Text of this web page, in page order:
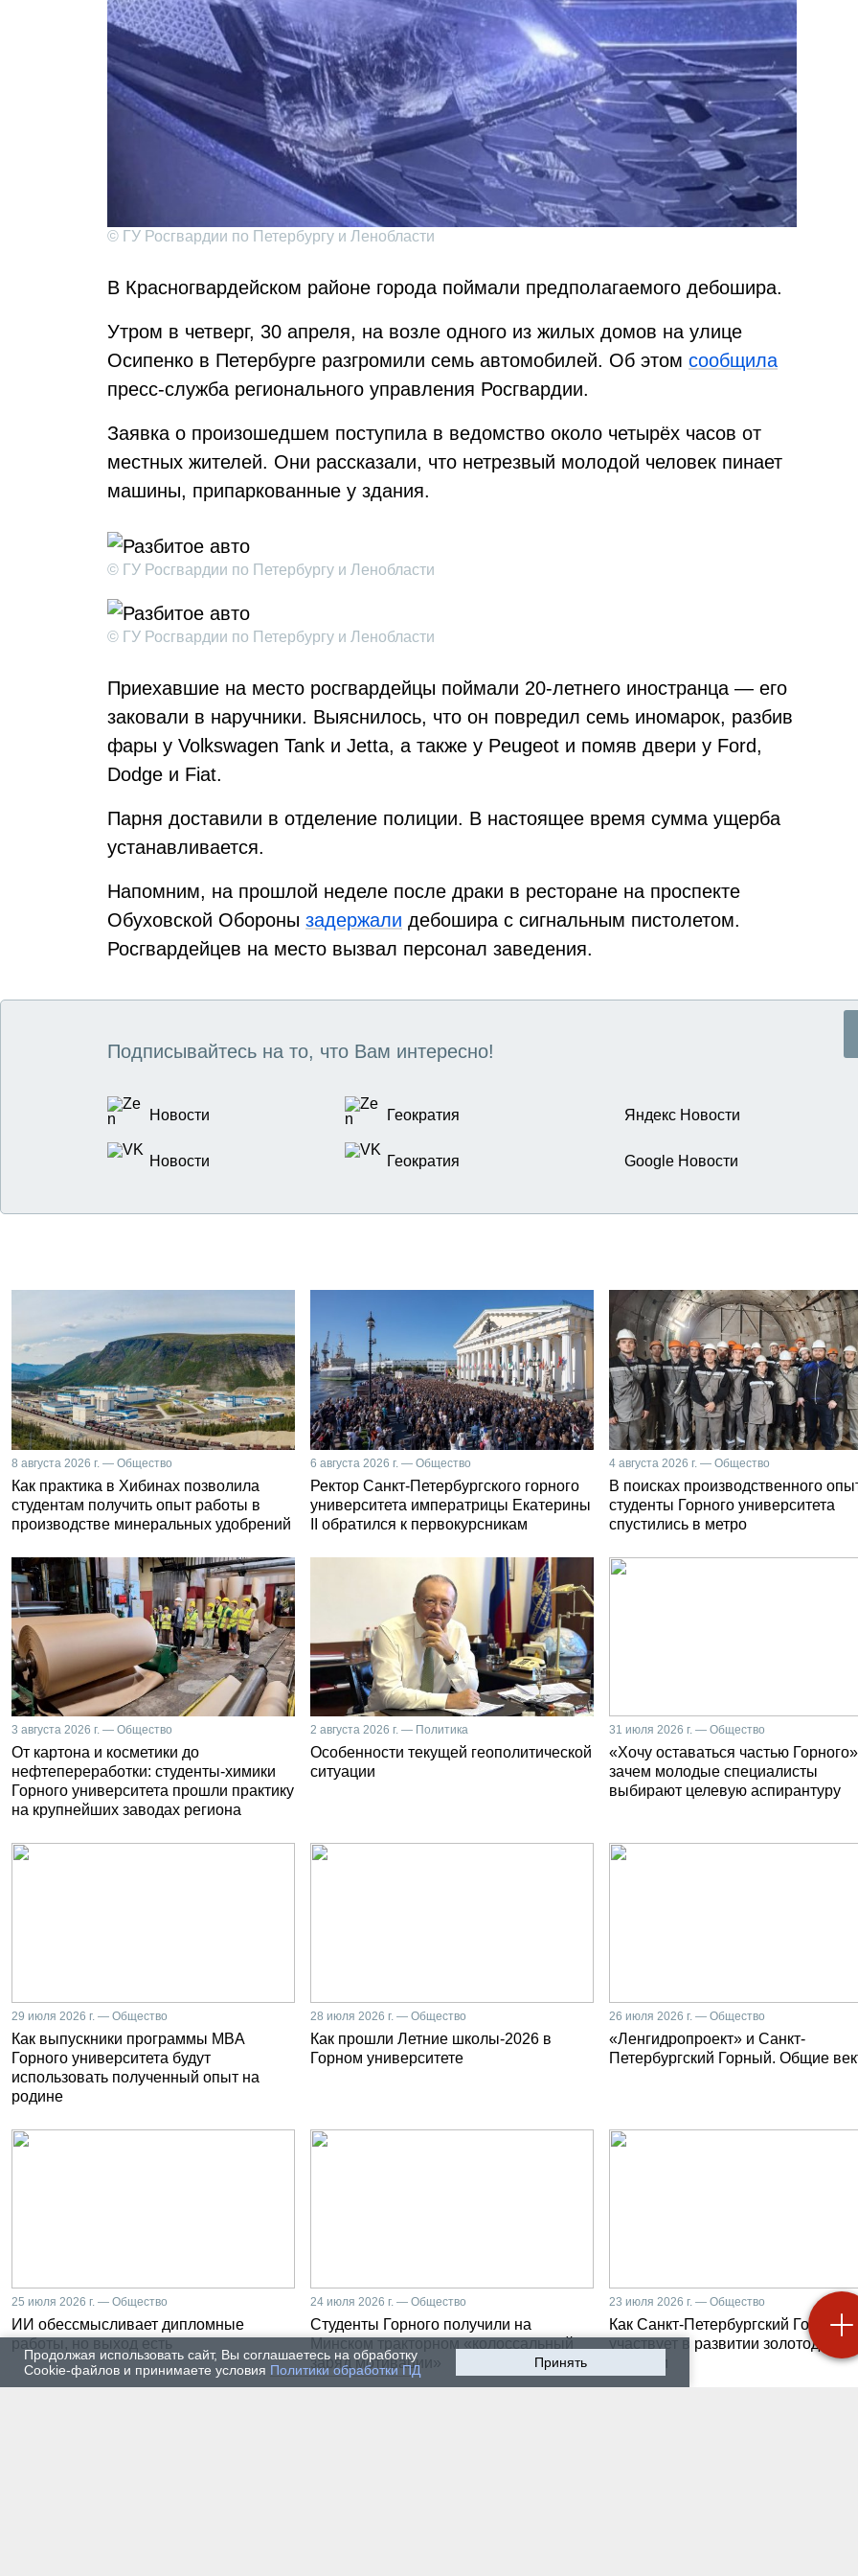
© ГУ Росгвардии по Петербургу и Ленобласти
В Красногвардейском районе города поймали предполагаемого дебошира.
Утром в четверг, 30 апреля, на возле одного из жилых домов на улице
Осипенко в Петербурге разгромили семь автомобилей. Об этом сообщила
пресс-служба регионального управления Росгвардии.
Заявка о произошедшем поступила в ведомство около четырёх часов от
местных жителей. Они рассказали, что нетрезвый молодой человек пинает
машины, припаркованные у здания.
© ГУ Росгвардии по Петербургу и Ленобласти
© ГУ Росгвардии по Петербургу и Ленобласти
Приехавшие на место росгвардейцы поймали 20-летнего иностранца — его
заковали в наручники. Выяснилось, что он повредил семь иномарок, разбив
фары у Volkswagen Tank и Jetta, а также у Peugeot и помяв двери у Ford,
Dodge и Fiat.
Парня доставили в отделение полиции. В настоящее время сумма ущерба
устанавливается.
Напомним, на прошлой неделе после драки в ресторане на проспекте
Обуховской Обороны задержали дебошира с сигнальным пистолетом.
Росгвардейцев на место вызвал персонал заведения.
Подписывайтесь на то, что Вам интересно!
Новости Геократия Яндекс Новости
Новости Геократия Google Новости
Продолжая использовать сайт, Вы соглашаетесь на обработку
Cookie-файлов и принимаете условия Политики обработки ПД Принять
8 августа 2026 г. — Общество
Как практика в Хибинах позволила
студентам получить опыт работы в
производстве минеральных удобрений
6 августа 2026 г. — Общество
Ректор Санкт-Петербургского горного
университета императрицы Екатерины
II обратился к первокурсникам
4 августа 2026 г. — Общество
В поисках производственного
студенты Горного университета
спустились в метро
3 августа 2026 г. — Общество
От картона и косметики до
нефтепереработки: студенты-химики
Горного университета прошли практику
на крупнейших заводах региона
2 августа 2026 г. — Политика
Особенности текущей геополитической
ситуации
31 июля 2026 г. — Общество
«Хочу оставаться частью
зачем молодые специалисты
выбирают целевую аспирантуру
29 июля 2026 г. — Общество
Как выпускники программы MBA
Горного университета будут
использовать полученный опыт на
родине
28 июля 2026 г. — Общество
Как прошли Летние школы-2026 в
Горном университете
26 июля 2026 г. — Общество
«Ленгидропроект» и Санкт-
Петербургский Горный. Общие
25 июля 2026 г. — Общество
ИИ обессмысливает дипломные
работы, но выход есть
24 июля 2026 г. — Общество
Студенты Горного получили на
Минском тракторном «колоссальный
заряд мотивации»
23 июля 2026 г. — Общество
Как Санкт-Петербургский Горный
участвует в развитии
Бурятии